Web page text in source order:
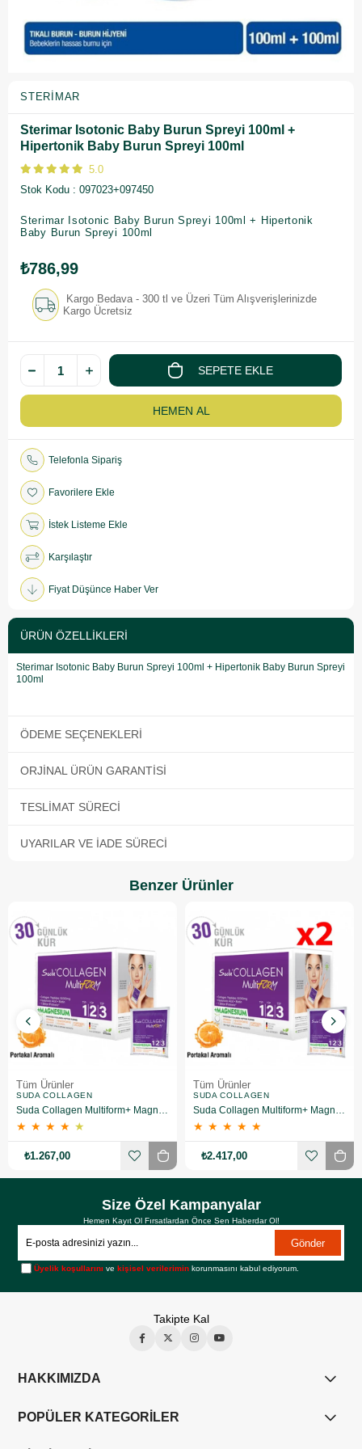
STERIMAR
Sterimar Isotonic Baby Burun Spreyi 100ml +
Hipertonik Baby Burun Spreyi 100ml
5.0
Stok Kodu
097023+097450
Sterimar Isotonic Baby Burun Spreyi 100ml + Hipertonik
Baby Burun Spreyi 100ml
₺786,99
Kargo Bedava - 300 tl ve Üzeri Tüm Alışverişlerinizde
Kargo Ücretsiz
Telefonla Sipariş
Favorilere Ekle
İstek Listeme Ekle
Karşılaştır
Fiyat Düşünce Haber Ver
ÜRÜN ÖZELLIKLERI
Sterimar Isotonic Baby Burun Spreyi 100ml + Hipertonik Baby Burun Spreyi
100ml
ÖDEME SEÇENEKLERI
ORJINAL ÜRÜN GARANTISI
TESLIMAT SÜRECI
UYARILAR VE İADE SÜRECI
Benzer Ürünler
Tüm Ürünler
SUDA COLLAGEN
Suda Collagen Multiform+ Magnesium 30 x 15 gr - Portakal Aromalı
★ ★ ★ ★ ★
₺1.267,00
Tüm Ürünler
SUDA COLLAGEN
Suda Collagen Multiform+ Magnesium 30 x 15 gr - Portakal Aromalı 2 Adet
★ ★ ★ ★ ★
₺2.417,00
Size Özel Kampanyalar
Hemen Kayıt Ol Fırsatlardan Önce Sen Haberdar Ol!
Gönder
Üyelik koşullarını vekişisel verilerimin korunmasını kabul ediyorum.
Takipte Kal
HAKKIMIZDA
POPÜLER KATEGORİLER